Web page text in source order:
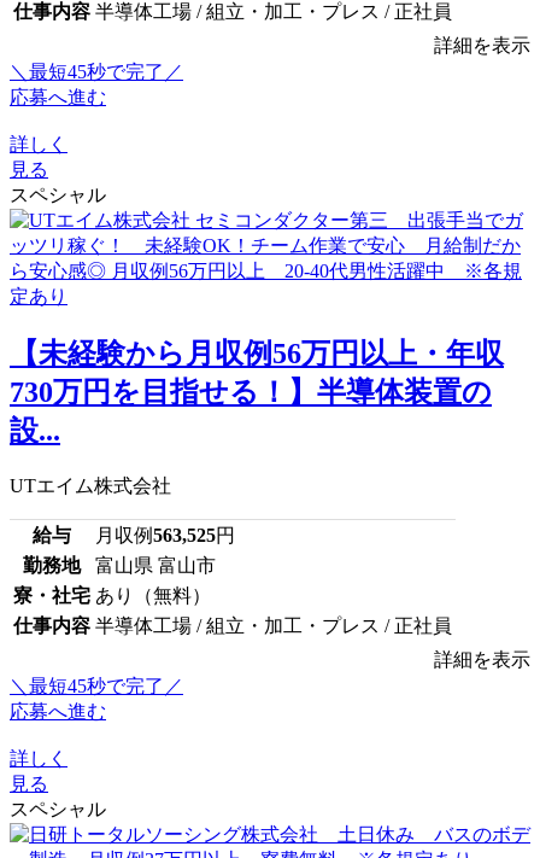
仕事内容 半導体工場 / 組立・加工・プレス / 正社員
詳細を表示
＼最短45秒で完了／
応募へ進む
詳しく
見る
スペシャル
【未経験から月収例56万円以上・年収
730万円を目指せる！】半導体装置の
設...
UTエイム株式会社
給与 月収例563,525円
勤務地
富山県 富山市
寮・社宅 あり（無料）
仕事内容 半導体工場 / 組立・加工・プレス / 正社員
詳細を表示
＼最短45秒で完了／
応募へ進む
詳しく
見る
スペシャル